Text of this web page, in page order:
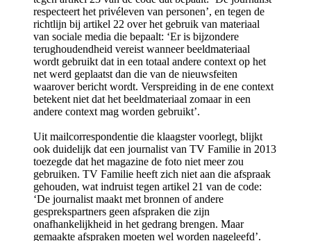
respecteert het privéleven van personen’, en tegen de
richtlijn bij artikel 22 over het gebruik van materiaal
van sociale media die bepaalt: ‘Er is bijzondere
terughoudendheid vereist wanneer beeldmateriaal
wordt gebruikt dat in een totaal andere context op het
net werd geplaatst dan die van de nieuwsfeiten
waarover bericht wordt. Verspreiding in de ene context
betekent niet dat het beeldmateriaal zomaar in een
andere context mag worden gebruikt’.
Uit mailcorrespondentie die klaagster voorlegt, blijkt
ook duidelijk dat een journalist van TV Familie in 2013
toezegde dat het magazine de foto niet meer zou
gebruiken. TV Familie heeft zich niet aan die afspraak
gehouden, wat indruist tegen artikel 21 van de code:
‘De journalist maakt met bronnen of andere
gesprekspartners geen afspraken die zijn
onafhankelijkheid in het gedrang brengen. Maar
gemaakte afspraken moeten wel worden nageleefd’.